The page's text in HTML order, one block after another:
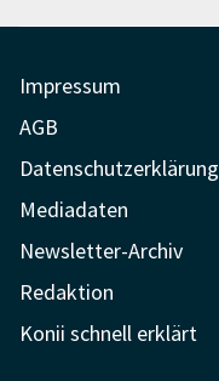
Impressum
AGB
Datenschutzerklärung
Mediadaten
Newsletter-Archiv
Redaktion
Konii schnell erklärt